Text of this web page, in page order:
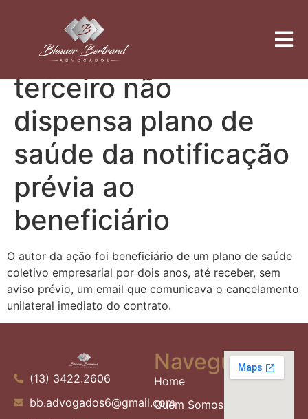
Rescisão motivada
por fraude de
terceiro não
dispensa plano de
saúde da notificação
prévia ao
beneficiário
O autor da ação foi beneficiário de um plano de saúde
coletivo empresarial por dois anos, até receber, sem
aviso prévio, um email que comunicava o cancelamento
unilateral imediato do contrato.
(13) 3422.2606
bb.advogados6@gmail.com
Navegue
Home
Quem Somos